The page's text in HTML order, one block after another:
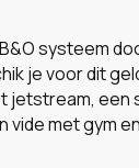
systeem
je voor dit
jetstream, een
vide met gym